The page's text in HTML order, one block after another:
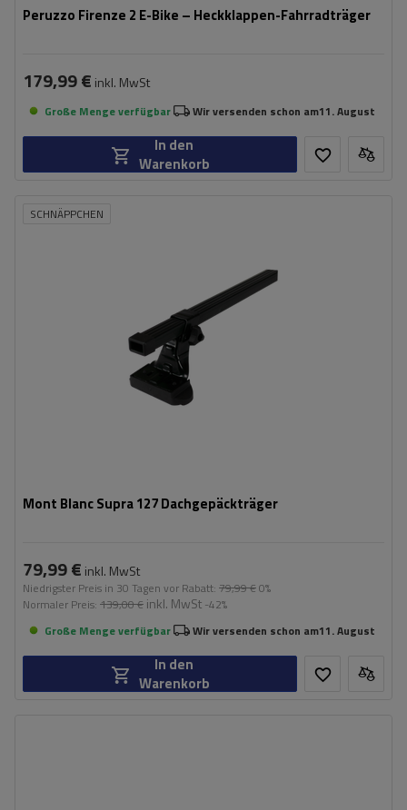
Peruzzo Firenze 2 E-Bike – Heckklappen-Fahrradträger
179,99 € inkl. MwSt
Große Menge verfügbar Wir versenden schon am11. August
In den
Warenkorb
SCHNÄPPCHEN
Mont Blanc Supra 127 Dachgepäckträger
79,99 € inkl. MwSt
Niedrigster Preis in 30 Tagen vor Rabatt: 79,99 €0%
Normaler Preis: 139,00 € inkl. MwSt -42%
Große Menge verfügbar
Wir versenden schon am11. August
In den
Warenkorb